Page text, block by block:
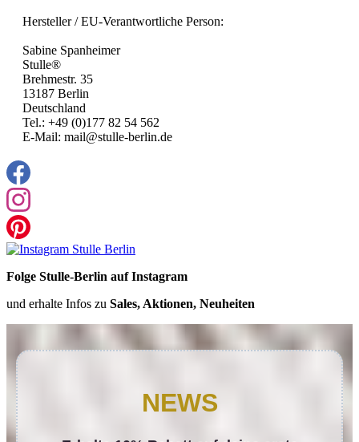
Hersteller / EU-Verantwortliche Person:
Sabine Spanheimer
Stulle®
Brehmestr. 35
13187 Berlin
Deutschland
Tel.: +49 (0)177 82 54 562
E-Mail: mail@stulle-berlin.de
Folge Stulle-Berlin auf Instagram
und erhalte Infos zu Sales, Aktionen, Neuheiten
NEWS